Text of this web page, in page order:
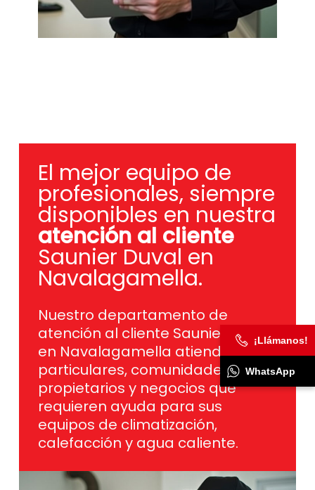
El mejor equipo de
profesionales, siempre
disponibles en nuestra
atención al cliente
Saunier Duval en
Navalagamella.
Nuestro departamento de
atención al cliente Saunier Duval
en Navalagamella atiende a
particulares, comunidades de
propietarios y negocios que
requieren ayuda para sus
equipos de climatización,
calefacción y agua caliente.
¡Llámanos!
WhatsApp